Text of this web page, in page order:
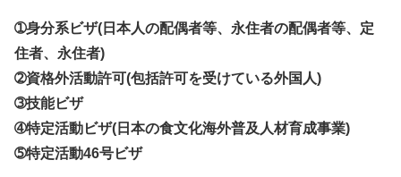
➀身分系ビザ(日本人の配偶者等、永住者の配偶者等、定
住者、永住者)
➁資格外活動許可(包括許可を受けている外国人)
➂技能ビザ
➃特定活動ビザ(日本の食文化海外普及人材育成事業)
➄特定活動46号ビザ